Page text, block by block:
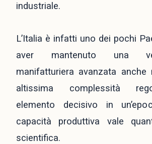
industriale.
L’Italia è infatti uno dei pochi
aver mantenuto una
manifatturiera avanzata
altissima complessità
elemento decisivo in
capacità produttiva vale
scientifica.